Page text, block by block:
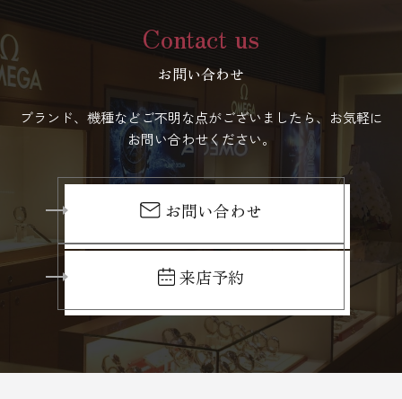
Contact us
お問い合わせ
ブランド、機種などご不明な点がございましたら、お気軽に
お問い合わせください。
お問い合わせ
来店予約